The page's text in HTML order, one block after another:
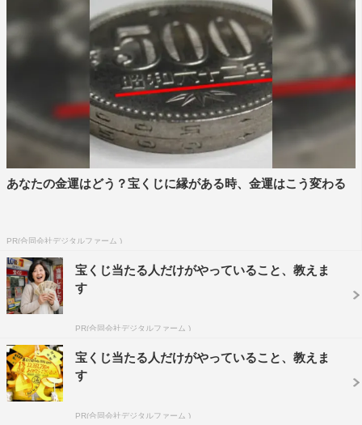
番組オリジナルグッズ取扱店舗
・日テレ屋（汐留店・東京駅店）
・日テレ通販（日テレ屋web、日本テレビが出店している
外部モール：楽天、Pay Payモール、au PAY マーケッ
ト、Amazon、ポンパレモール）
・テレビ局公式ショップ～ツリー ビレッジ
https://shop.ntv.co.jp/s/sorepaku/
※詳しくは番組公式HPを参照
番組情報
日本テレビ系
2023年4月12日（水）スタート
毎週水曜 午後10時～
あなたの金運はどう？宝くじに縁がある時、金運はこう変わる
PR(合同会社デジタルファーム )
宝くじ当たる人だけがやっていること、教えま
す
PR(合同会社デジタルファーム )
宝くじ当たる人だけがやっていること、教えま
す
PR(合同会社デジタルファーム )